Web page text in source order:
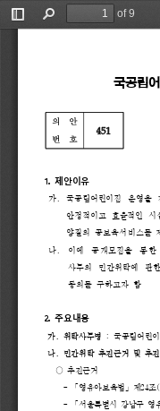
Toggle
Find
of 9
국공립
의 안
번 호
451
1.
제안이유
가. 국공립어린이집 운영을
안정적이고
효율적인 시
양질의 공보육서비스를
나. 이에 공개모집을 통한
사무의
민간위탁에 관한
동의를 구하고자 함
2.
주요내용
가
위탁사무명 : 국공립어린
나
민간위탁 추진근거 및 추
○ 추진근거
-
「영유아보육법 」 제24조(
-
「서울특별시 강남구 영